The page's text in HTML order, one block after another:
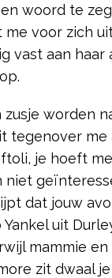
woord te
voor zich
vast aan haar
zusje worden
tegenover me
je hoeft
niet
dat jouw
uit
mammie
zit dwaal